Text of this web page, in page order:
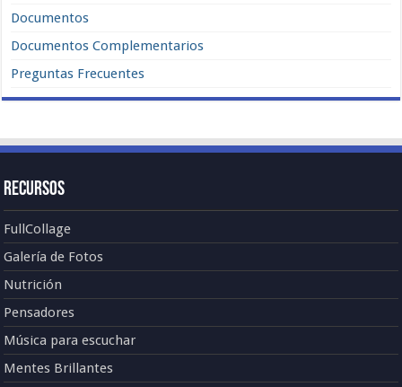
Documentos
Documentos Complementarios
Preguntas Frecuentes
Recursos
FullCollage
Galería de Fotos
Nutrición
Pensadores
Música para escuchar
Mentes Brillantes